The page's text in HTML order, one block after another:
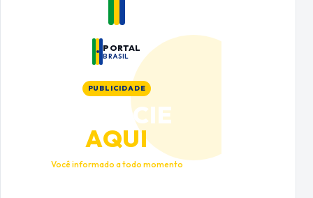
PORTAL
BRASIL
PUBLICIDADE
ANUNCIE
AQUI
Você informado a todo momento